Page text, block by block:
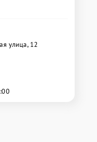
улица, 12